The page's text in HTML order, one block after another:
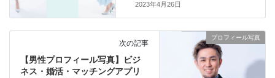
2023年4月26日
プロフィール写真
次の記事
【男性プロフィール写真】ビジ
ネス・婚活・マッチングアプリ